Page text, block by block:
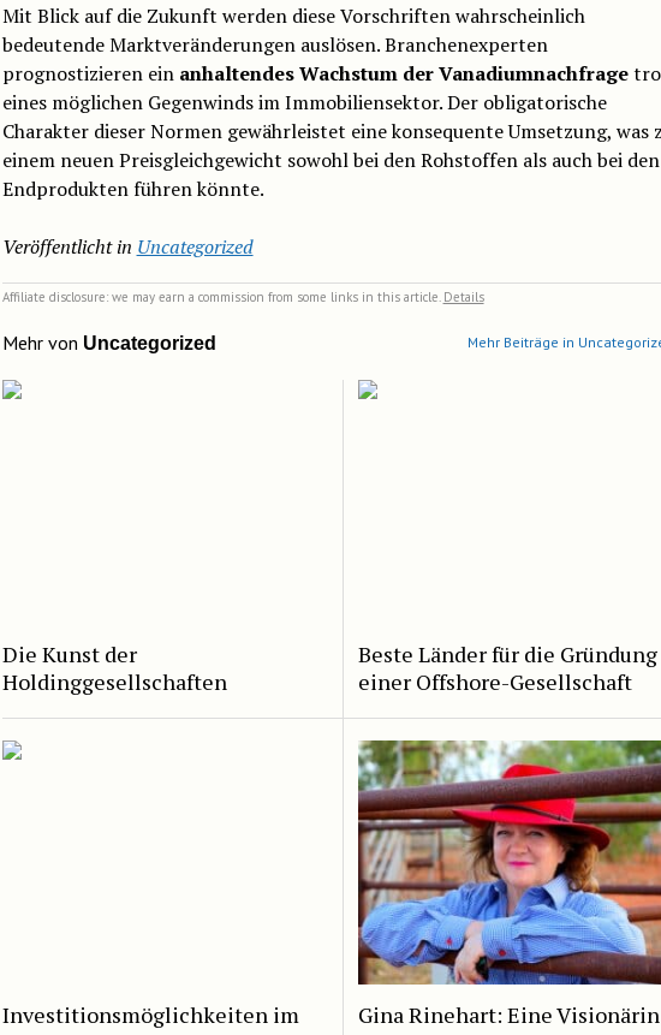
Mit Blick auf die Zukunft werden diese Vorschriften wahrscheinlich
bedeutende Marktveränderungen auslösen. Branchenexperten
prognostizieren ein anhaltendes Wachstum der Vanadiumnachfrage
eines möglichen Gegenwinds im Immobiliensektor. Der obligatorische
Charakter dieser Normen gewährleistet eine konsequente Umsetzung, was
einem neuen Preisgleichgewicht sowohl bei den Rohstoffen als auch bei den
Endprodukten führen könnte.
Veröffentlicht in Uncategorized
Affiliate disclosure: we may earn a commission from some links in this article. Details
Mehr von Uncategorized Mehr Beiträge in
Die Kunst der
Holdinggesellschaften
Beste Länder für die Gründung
einer Offshore-Gesellschaft
Investitionsmöglichkeiten im
Gina Rinehart: Eine Visionärin